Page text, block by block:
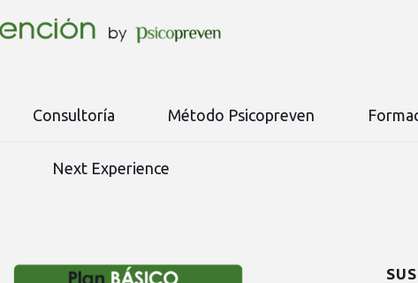
Consultoría Método Psicopreven
Next Experience